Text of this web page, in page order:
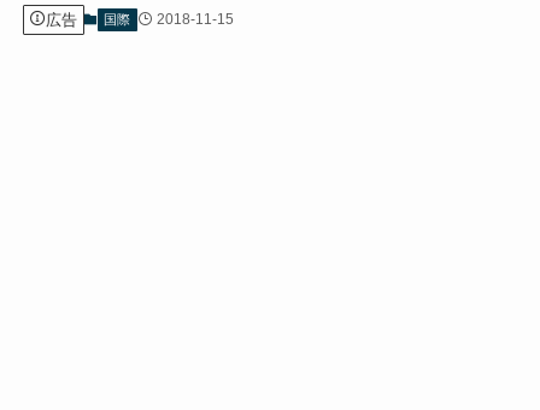
広告 国際 2018-11-15